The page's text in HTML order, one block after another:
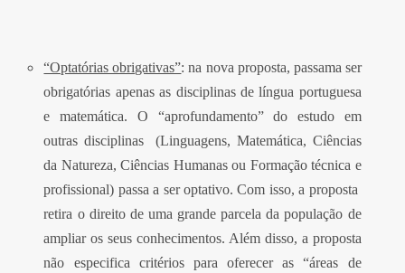
“Optatórias obrigativas”: na nova proposta, passama ser
obrigatórias apenas as disciplinas de língua portuguesa
e matemática. O “aprofundamento” do estudo em
outras disciplinas (Linguagens, Matemática, Ciências
da Natureza, Ciências Humanas ou Formação técnica e
profissional) passa a ser optativo. Com isso, a proposta
retira o direito de uma grande parcela da população de
ampliar os seus conhecimentos. Além disso, a proposta
não especifica critérios para oferecer as “áreas de